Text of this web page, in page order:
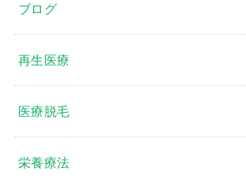
ブログ
再生医療
医療脱毛
栄養療法